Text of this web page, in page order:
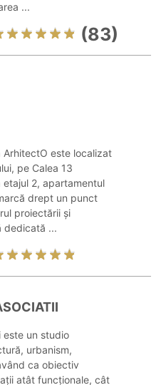
...
(83)
ArhitectO este localizat
pe Calea 13
etajul 2, apartamentul
drept un punct
proiectării și
dedicată ...
este un studio
urbanism,
ca obiectiv
atât funcționale, cât